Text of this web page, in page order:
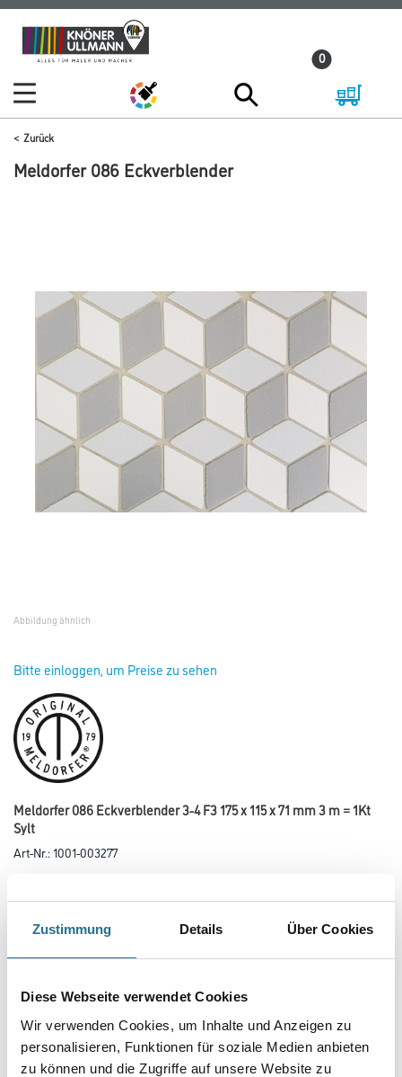
Zustimmung Details Über Cookies
Diese Webseite verwendet Cookies
Wir verwenden Cookies, um Inhalte und Anzeigen zu
personalisieren, Funktionen für soziale Medien anbieten
zu können und die Zugriffe auf unsere Website zu
Zum
Inhalt
Zum
Navigationsmenü
0
Zurück
Meldorfer 086 Eckverblender
Abbildung ähnlich
Bitte einloggen, um Preise zu sehen
Meldorfer 086 Eckverblender 3-4 F3 175 x 115 x 71 mm 3 m = 1Kt
Sylt
Art-Nr.:1001-003277
Länge in centimeter